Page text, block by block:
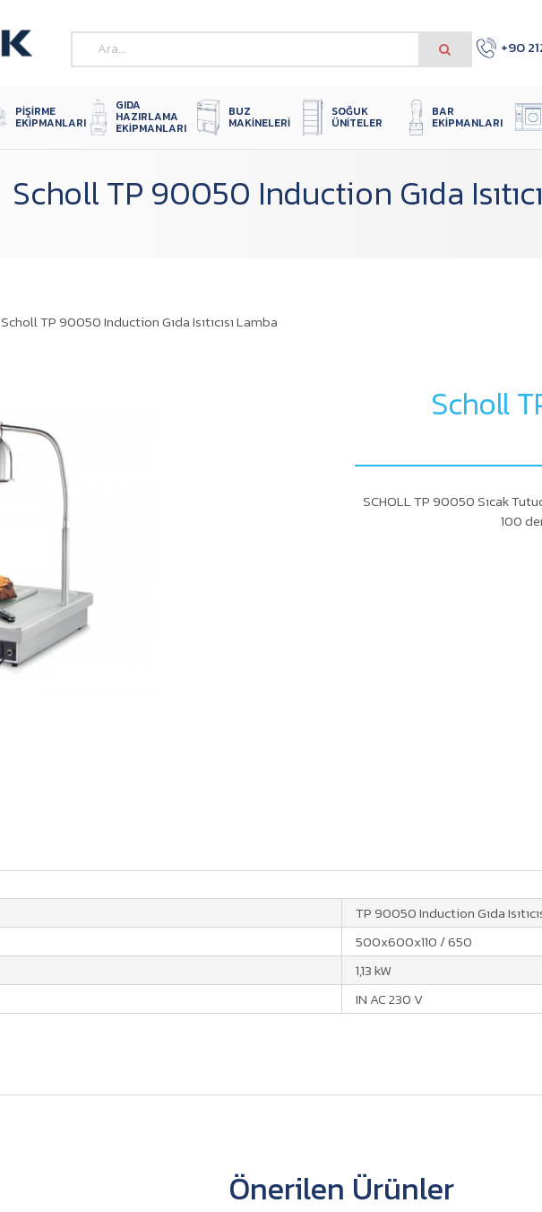
+90
PIŞIRME
EKIPMANLARI
GIDA
HAZIRLAMA
EKIPMANLARI
BUZ
MAKINELERI
SOĞUK
ÜNITELER
BAR
EKIPMANLARI
Scholl TP 90050 Induction Gıda
Scholl TP 90050 Induction Gıda Isıtıcısı Lamba
Scholl
SCHOLL TP 90050 Sıcak
100
TP 90050 Induction Gıda
500x600x110 / 650
1,13 kW
IN AC 230 V
Önerilen Ürünler